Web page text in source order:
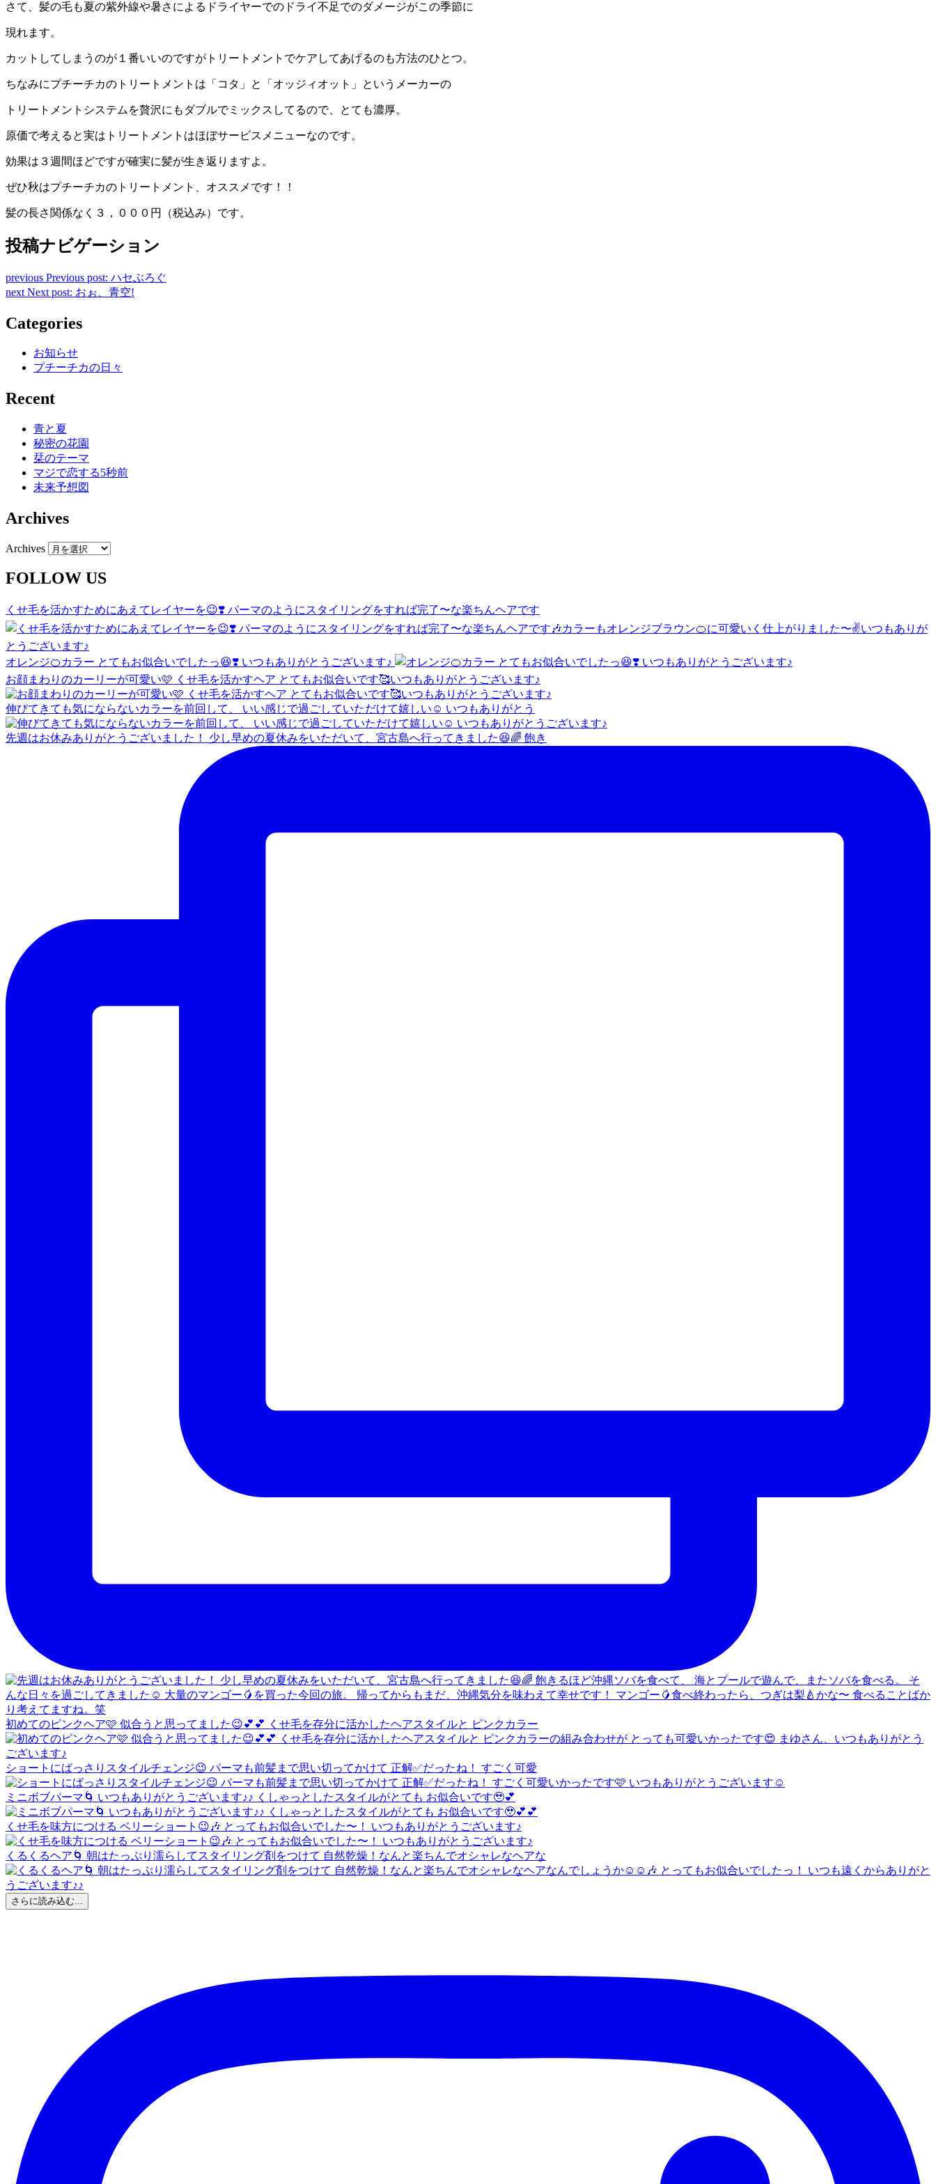
さて、髪の毛も夏の紫外線や暑さによるドライヤーでのドライ不足でのダメージがこの季節に
現れます。
カットしてしまうのが１番いいのですがトリートメントでケアしてあげるのも方法のひとつ。
ちなみにプチーチカのトリートメントは「コタ」と「オッジィオット」というメーカーの
トリートメントシステムを贅沢にもダブルでミックスしてるので、とても濃厚。
原価で考えると実はトリートメントはほぼサービスメニューなのです。
効果は３週間ほどですが確実に髪が生き返りますよ。
ぜひ秋はプチーチカのトリートメント、オススメです！！
髪の長さ関係なく３，０００円（税込み）です。
投稿ナビゲーション
previous Previous post: ハセぶろぐ
next Next post: おぉ、青空!
Categories
お知らせ
プチーチカの日々
Recent
青と夏
秘密の花園
栞のテーマ
マジで恋する5秒前
未来予想図
Archives
Archives
FOLLOW US
くせ毛を活かすためにあえてレイヤーを😉❣️ パーマのようにスタイリングをすれば完了〜な楽ちんヘアです
オレンジ🍊カラー とてもお似合いでしたっ😆❣️ いつもありがとうございます♪
お顔まわりのカーリーが可愛い🩷 くせ毛を活かすヘア とてもお似合いです🥰いつもありがとうございます♪
伸びてきても気にならないカラーを前回して、 いい感じで過ごしていただけて嬉しい☺️ いつもありがとう
先週はお休みありがとうございました！ 少し早めの夏休みをいただいて、宮古島へ行ってきました😆🌈 飽き
初めてのピンクヘア🩷 似合うと思ってました😉💕💕 くせ毛を存分に活かしたヘアスタイルと ピンクカラー
ショートにばっさりスタイルチェンジ😉 パーマも前髪まで思い切ってかけて 正解✅だったね！ すごく可愛
ミニボブパーマ🌀 いつもありがとうございます♪♪ くしゃっとしたスタイルがとても お似合いです🥹💕
くせ毛を味方につける ベリーショート😉🎶 とってもお似合いでした〜！ いつもありがとうございます♪
くるくるヘア🌀 朝はたっぷり濡らしてスタイリング剤をつけて 自然乾燥！なんと楽ちんでオシャレなヘアな
さらに読み込む...